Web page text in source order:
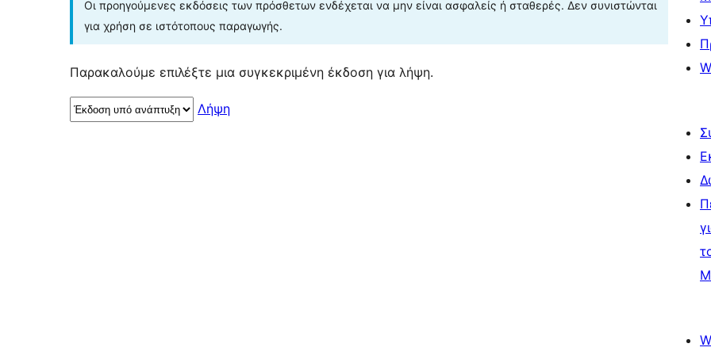
Οι προηγούμενες εκδόσεις των πρόσθετων ενδέχεται να μην είναι ασφαλείς ή σταθερές. Δεν συνιστώνται
για χρήση σε ιστότοπους παραγωγής.
Παρακαλούμε επιλέξτε μια συγκεκριμένη έκδοση για λήψη.
Λήψη